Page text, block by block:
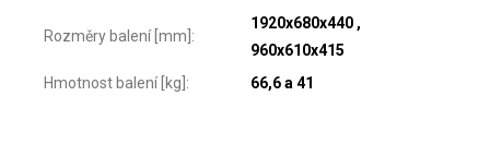
Rozměry balení [mm]:
1920x680x440 ,
960x610x415
Hmotnost balení [kg]: 66,6 a 41